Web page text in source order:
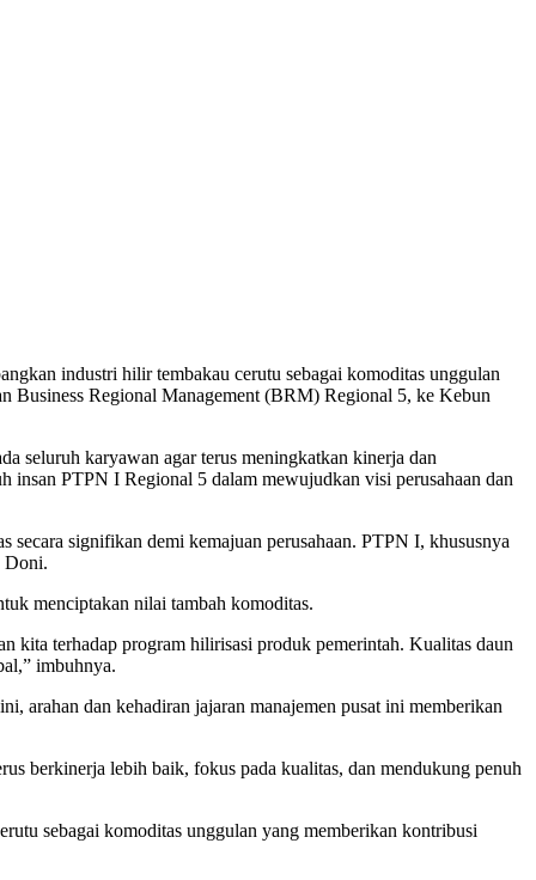
industri hilir tembakau cerutu sebagai komoditas unggulan
Business Regional Management (BRM) Regional 5, ke Kebun
seluruh karyawan agar terus meningkatkan kinerja dan
insan PTPN I Regional 5 dalam mewujudkan visi perusahaan dan
signifikan demi kemajuan perusahaan. PTPN I, khususnya
Doni.
menciptakan nilai tambah komoditas.
kita terhadap program hilirisasi produk pemerintah. Kualitas daun
imbuhnya.
arahan dan kehadiran jajaran manajemen pusat ini memberikan
berkinerja lebih baik, fokus pada kualitas, dan mendukung penuh
sebagai komoditas unggulan yang memberikan kontribusi